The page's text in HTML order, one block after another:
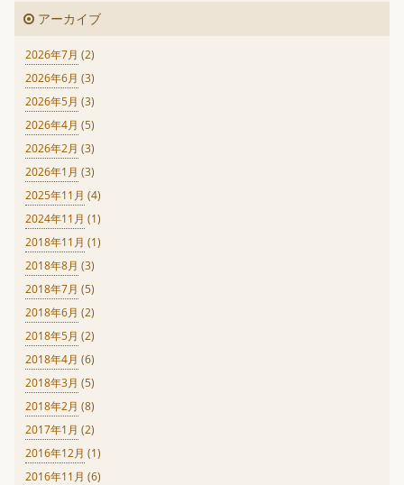
アーカイブ
2026年7月 (2)
2026年6月 (3)
2026年5月 (3)
2026年4月 (5)
2026年2月 (3)
2026年1月 (3)
2025年11月 (4)
2024年11月 (1)
2018年11月 (1)
2018年8月 (3)
2018年7月 (5)
2018年6月 (2)
2018年5月 (2)
2018年4月 (6)
2018年3月 (5)
2018年2月 (8)
2017年1月 (2)
2016年12月 (1)
2016年11月 (6)